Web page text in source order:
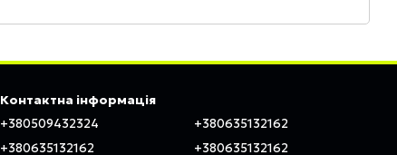
Контактна інформація
+380509432324
+380635132162
+380635132162
+380635132162